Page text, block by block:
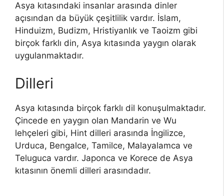
Asya kıtasındaki insanlar arasında dinler
açısından da büyük çeşitlilik vardır. İslam,
Hinduizm, Budizm, Hristiyanlık ve Taoizm gibi
birçok farklı din, Asya kıtasında yaygın olarak
uygulanmaktadır.
Dilleri
Asya kıtasında birçok farklı dil konuşulmaktadır.
Çincede en yaygın olan Mandarin ve Wu
lehçeleri gibi, Hint dilleri arasında İngilizce,
Urduca, Bengalce, Tamilce, Malayalamca ve
Teluguca vardır. Japonca ve Korece de Asya
kıtasının önemli dilleri arasındadır.